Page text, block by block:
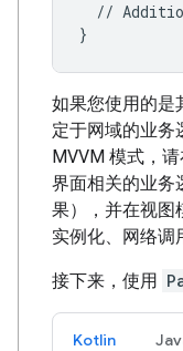
//
}
如果您使用的是
定于网域的业务
MVVM 模式，
界面相关的业务
果），并在视图
实例化、网络调
接下来，使用
Kotlin